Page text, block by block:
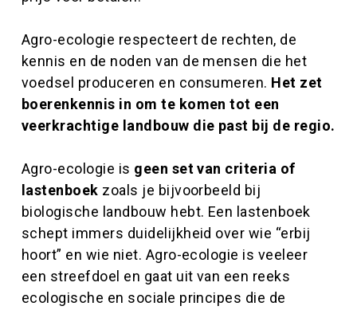
Agro-ecologie respecteert de rechten, de
kennis en de noden van de mensen die het
voedsel produceren en consumeren. Het zet
boerenkennis in om te komen tot een
veerkrachtige landbouw die past bij de regio.
Agro-ecologie is geen set van criteria of
lastenboek zoals je bijvoorbeeld bij
biologische landbouw hebt. Een lastenboek
schept immers duidelijkheid over wie “erbij
hoort” en wie niet. Agro-ecologie is veeleer
een streefdoel en gaat uit van een reeks
ecologische en sociale principes die de